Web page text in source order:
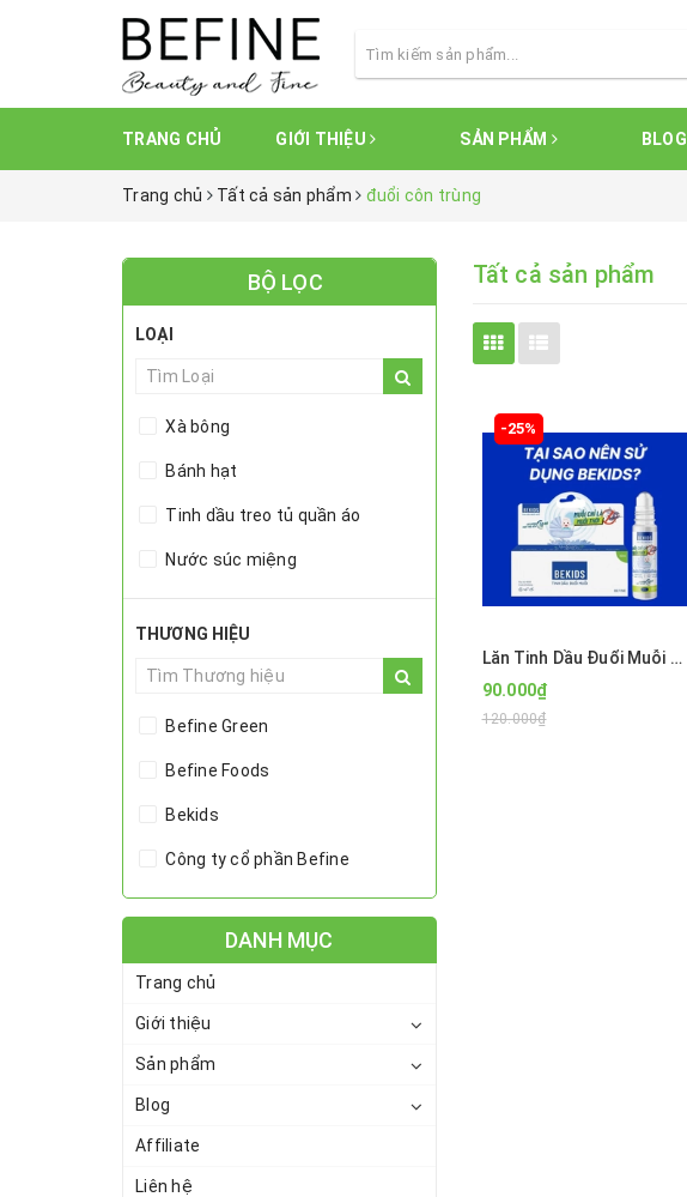
TRANG CHỦ GIỚI THIỆU SẢN PHẨM BLOG
Trang chủ Tất cả sản phẩm đuổi côn trùng
BỘ LỌC
LOẠI
Xà bông
Bánh hạt
Tinh dầu treo tủ quần áo
Nước súc miệng
Tinh dầu treo xe ô tô
Hydrosol
Cao Tinh Dầu
Máy khuếch tán
Đất sét
Dầu nền
Toner- Nước thơm
THƯƠNG HIỆU
Befine Green
Befine Foods
Bekids
Công ty cổ phần Befine
DANH MỤC
Trang chủ
Giới thiệu
Sản phẩm
Blog
Affiliate
Liên hệ
Tất cả sản phẩm
-25%
Lăn Tinh Dầu Đuổi Muỗi BEKIDS 10ML Lưu Hương Thơm Tới 10 Tiếng - Xua Muỗi, Kiến, Côn trùng
90.000₫
120.000₫